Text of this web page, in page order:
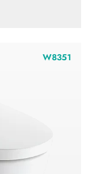
W8351